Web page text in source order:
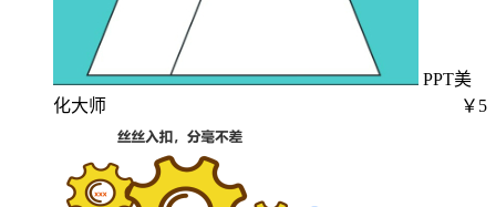
PPT美
化大师
￥5